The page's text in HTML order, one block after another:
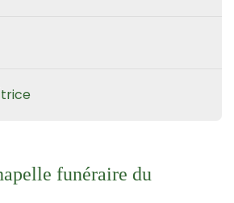
funéraire du